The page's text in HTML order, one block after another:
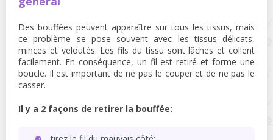
Des bouffées peuvent apparaître sur tous les tissus, mais
ce problème se pose souvent avec les tissus délicats,
minces et veloutés. Les fils du tissu sont lâches et collent
facilement. En conséquence, un fil est retiré et forme une
boucle. Il est important de ne pas le couper et de ne pas le
casser.
Il y a 2 façons de retirer la bouffée: